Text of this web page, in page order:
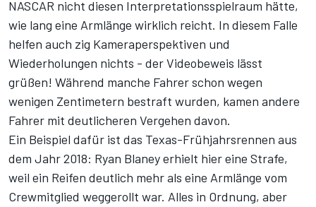
NASCAR nicht diesen Interpretationsspielraum hätte,
wie lang eine Armlänge wirklich reicht. In diesem Falle
helfen auch zig Kameraperspektiven und
Wiederholungen nichts - der Videobeweis lässt
grüßen! Während manche Fahrer schon wegen
wenigen Zentimetern bestraft wurden, kamen andere
Fahrer mit deutlicheren Vergehen davon.
Ein Beispiel dafür ist das Texas-Frühjahrsrennen aus
dem Jahr 2018: Ryan Blaney erhielt hier eine Strafe,
weil ein Reifen deutlich mehr als eine Armlänge vom
Crewmitglied weggerollt war. Alles in Ordnung, aber